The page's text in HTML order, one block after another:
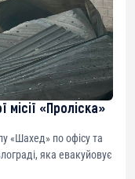
місії «Проліска»
«Шахед» по офісу та
яка евакуйовує